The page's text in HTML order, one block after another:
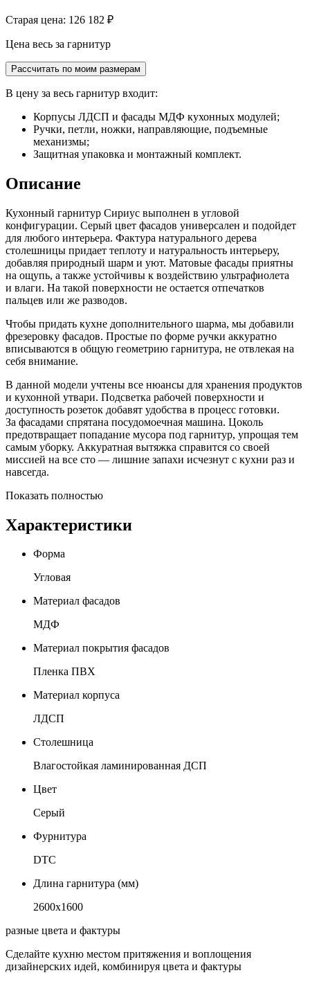
Старая цена: 126 182 ₽
Цена весь за гарнитур
Рассчитать по моим размерам
В цену за весь гарнитур входит:
Корпусы ЛДСП и фасады МДФ кухонных модулей;
Ручки, петли, ножки, направляющие, подъемные
механизмы;
Защитная упаковка и монтажный комплект.
Описание
Кухонный гарнитур Сириус выполнен в угловой
конфигурации. Серый цвет фасадов универсален и подойдет
для любого интерьера. Фактура натурального дерева
столешницы придает теплоту и натуральность интерьеру,
добавляя природный шарм и уют. Матовые фасады приятны
на ощупь, а также устойчивы к воздействию ультрафиолета
и влаги. На такой поверхности не остается отпечатков
пальцев или же разводов.
Чтобы придать кухне дополнительного шарма, мы добавили
фрезеровку фасадов. Простые по форме ручки аккуратно
вписываются в общую геометрию гарнитура, не отвлекая на
себя внимание.
В данной модели учтены все нюансы для хранения продуктов
и кухонной утвари. Подсветка рабочей поверхности и
доступность розеток добавят удобства в процесс готовки.
За фасадами спрятана посудомоечная машина. Цоколь
предотвращает попадание мусора под гарнитур, упрощая тем
самым уборку. Аккуратная вытяжка справится со своей
миссией на все сто — лишние запахи исчезнут с кухни раз и
навсегда.
Показать полностью
Характеристики
Форма
Угловая
Материал фасадов
МДФ
Материал покрытия фасадов
Пленка ПВХ
Материал корпуса
ЛДСП
Столешница
Влагостойкая ламинированная ДСП
Цвет
Серый
Фурнитура
DTC
Длина гарнитура (мм)
2600х1600
разные цвета и фактуры
Сделайте кухню местом притяжения и воплощения
дизайнерских идей, комбинируя цвета и фактуры